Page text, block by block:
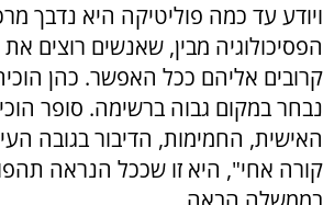
ויודע עד כמה פוליטיקה היא נדבך
הפסיכולוגיה מבין, שאנשים רוצים
קרובים אליהם ככל האפשר. כהן
נבחר במקום גבוה ברשימה. סופר
האישית, החמימות, הדיבור בגובה
קורה אחי", היא זו שככל הנראה